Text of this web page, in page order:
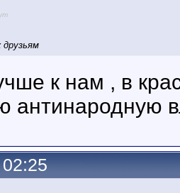
к нам , в
антинародную